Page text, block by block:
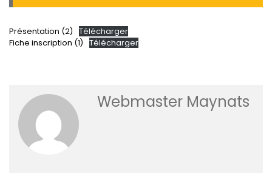
Présentation (2)
Télécharger
Fiche inscription (1)
Télécharger
Webmaster Maynats